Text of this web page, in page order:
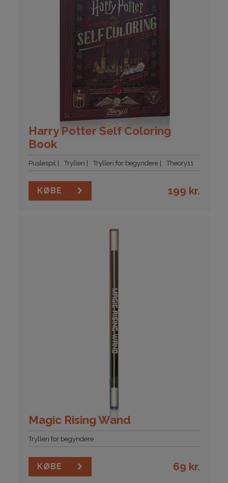
Harry Potter Self Coloring
Book
Puslespil Trylleri Trylleri for begyndere Theory11
KØBE 199 kr.
Magic Rising Wand
Trylleri for begyndere
KØBE 69 kr.